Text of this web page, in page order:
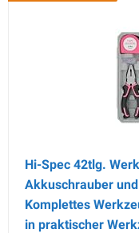
Hi-Spec 42tlg.
Akkuschrauber
Komplettes
in praktischer